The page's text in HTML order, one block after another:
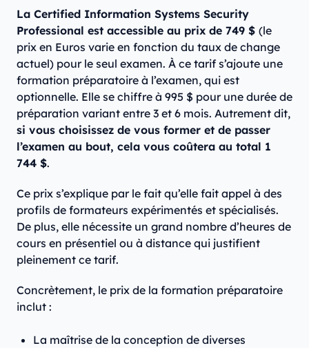
La Certified Information Systems Security
Professional est accessible au prix de 749 $ (le
prix en Euros varie en fonction du taux de change
actuel) pour le seul examen. À ce tarif s’ajoute une
formation préparatoire à l’examen, qui est
optionnelle. Elle se chiffre à 995 $ pour une durée de
préparation variant entre 3 et 6 mois. Autrement dit,
si vous choisissez de vous former et de passer
l’examen au bout, cela vous coûtera au total 1
744 $.
Ce prix s’explique par le fait qu’elle fait appel à des
profils de formateurs expérimentés et spécialisés.
De plus, elle nécessite un grand nombre d’heures de
cours en présentiel ou à distance qui justifient
pleinement ce tarif.
Concrètement, le prix de la formation préparatoire
inclut :
La maîtrise de la conception de diverses